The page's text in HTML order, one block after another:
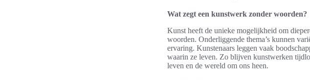
Wat zegt een kunstwerk zonder woorden?
Kunst heeft de unieke mogelijkheid om
woorden. Onderliggende thema’s kunnen
ervaring. Kunstenaars leggen vaak
waarin ze leven. Zo blijven kunstwerken
leven en de wereld om ons heen.